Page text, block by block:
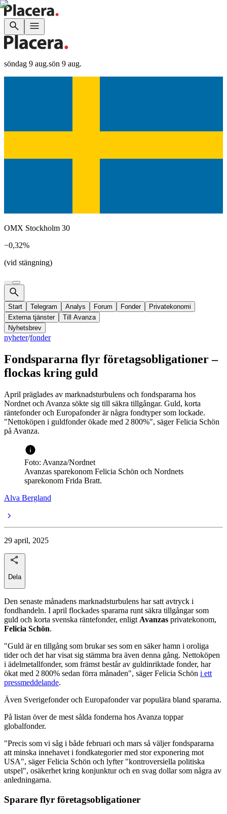
söndag 9 aug.sön 9 aug.
OMX Stockholm 30
−0,32%
(vid stängning)
Start Telegram Analys Forum Fonder
Privatekonomi
Externa tjänster
Till Avanza
Nyhetsbrev
nyheter/fonder
Fondspararna flyr företagsobligationer –
flockas kring guld
April präglades av marknadsturbulens och fondspararna hos
Nordnet och Avanza sökte sig till säkra tillgångar. Guld, korta
räntefonder och Europafonder är några fondtyper som lockade.
"Nettoköpen i guldfonder ökade med 2 800%", säger Felicia Schön
på Avanza.
Foto: Avanza/Nordnet
Avanzas sparekonom Felicia Schön och Nordnets
sparekonom Frida Bratt.
Alva Bergland
29 april, 2025
Dela
Den senaste månadens marknadsturbulens har satt avtryck i
fondhandeln. I april flockades spararna runt säkra tillgångar som
guld och korta svenska räntefonder, enligtAvanzas privatekonom,
Felicia Schön.
"Guld är en tillgång som brukar ses som en säker hamn i oroliga
tider och det har visat sig stämma bra även denna gång. Nettoköpen
i ädelmetallfonder, som främst består av guldinriktade fonder, har
ökat med 2 800% sedan förra månaden", säger Felicia Schön i ett
pressmeddelande.
Även Sverigefonder och Europafonder var populära bland spararna.
På listan över de mest sålda fonderna hos Avanza toppar
globalfonder.
"Precis som vi såg i både februari och mars så väljer fondspararna
att minska innehavet i fondkategorier med stor exponering mot
USA", säger Felicia Schön och lyfter "kontroversiella politiska
utspel", osäkerhet kring konjunktur och en svag dollar som några av
anledningarna.
Sparare flyr företagsobligationer